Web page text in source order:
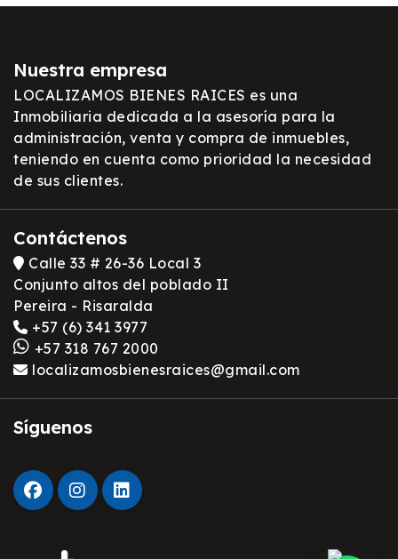
Nuestra empresa
LOCALIZAMOS BIENES RAICES es una
Inmobiliaria dedicada a la asesoría para la
administración, venta y compra de inmuebles,
teniendo en cuenta como prioridad la necesidad
de sus clientes.
Contáctenos
Calle 33 # 26-36 Local 3
Conjunto altos del poblado II
Pereira - Risaralda
+57 (6) 341 3977
+57 318 767 2000
localizamosbienesraices@gmail.com
Síguenos